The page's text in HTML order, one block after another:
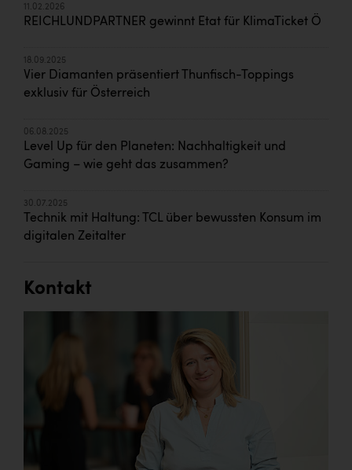
11.02.2026
REICHLUNDPARTNER gewinnt Etat für KlimaTicket Ö
18.09.2025
Vier Diamanten präsentiert Thunfisch-Toppings
exklusiv für Österreich
06.08.2025
Level Up für den Planeten: Nachhaltigkeit und
Gaming – wie geht das zusammen?
30.07.2025
Technik mit Haltung: TCL über bewussten Konsum im
digitalen Zeitalter
Kontakt